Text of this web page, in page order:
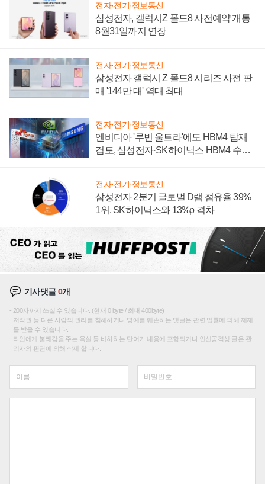
전자·전기·정보통신
삼성전자, 갤럭시Z 폴드8 사전예약 개통
8월31일까지 연장
전자·전기·정보통신
삼성전자 갤럭시 Z 폴드8 시리즈 사전 판
매 '144만 대' 역대 최대
전자·전기·정보통신
엔비디아 '루빈 울트라'에도 HBM4 탑재
검토, 삼성전자·SK하이닉스 HBM4 수율
전자·전기·정보통신
삼성전자 2분기 글로벌 D램 점유율 39%
1위, SK하이닉스와 13%p 격차
기사댓글0개
200자까지 쓰실 수 있습니다. (현재 0 byte / 최대 400byte)
저작권 등 다른 사람의 권리를 침해하거나 명예를 훼손하는 댓글은 관련 법률에 의해 제재
를 받을 수 있습니다.
타인에게 불쾌감을 주는 욕설 등 비하하는 단어가 내용에 포함되거나 인신공격성 글은 관
리자의 판단에 의해 삭제 합니다.